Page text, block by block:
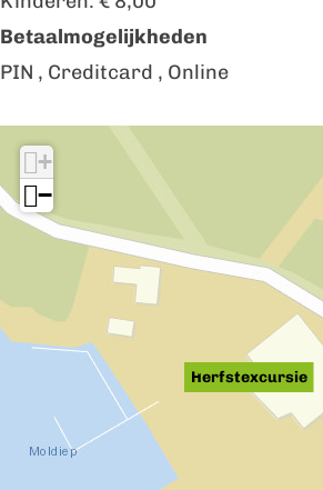
Betaalmogelijkheden
PIN , Creditcard , Online
Herfstexcursie
+
−